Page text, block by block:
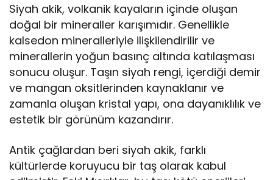
Siyah akik, volkanik kayaların içinde oluşan
doğal bir mineraller karışımıdır. Genellikle
kalsedon mineralleriyle ilişkilendirilir ve
minerallerin yoğun basınç altında katılaşması
sonucu oluşur. Taşın siyah rengi, içerdiği demir
ve mangan oksitlerinden kaynaklanır ve
zamanla oluşan kristal yapı, ona dayanıklılık ve
estetik bir görünüm kazandırır.
Antik çağlardan beri siyah akik, farklı
kültürlerde koruyucu bir taş olarak kabul